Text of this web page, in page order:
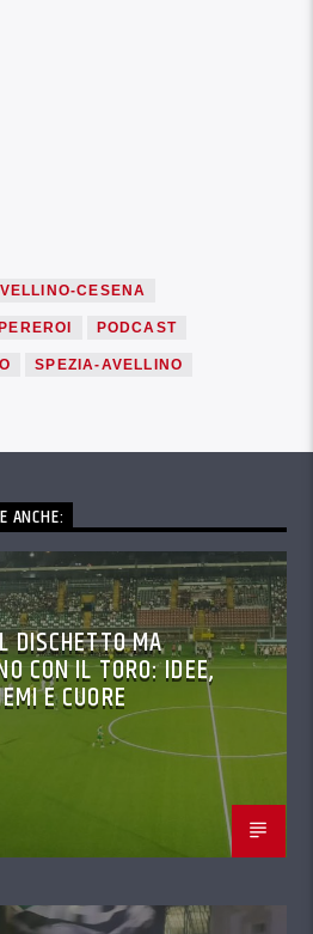
CESENA
PODCAST
SPEZIA-AVELLINO
ANCHE:
DISCHETTO MA
CON IL TORO: IDEE,
E CUORE